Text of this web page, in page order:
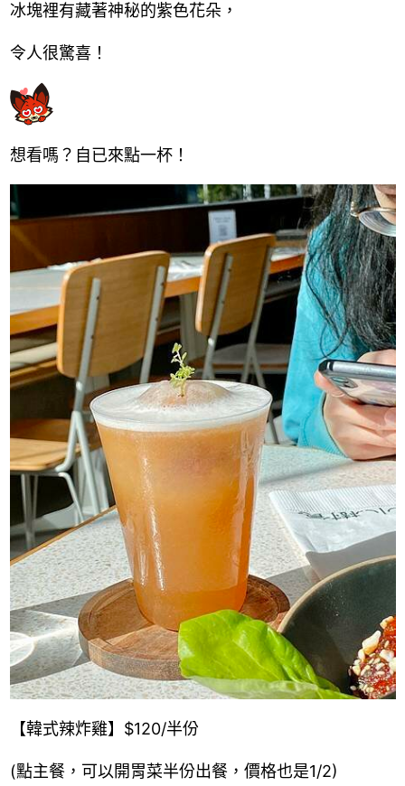
冰塊裡有藏著神秘的紫色花朵，
令人很驚喜！
想看嗎？自已來點一杯！
【韓式辣炸雞】$120/半份
(點主餐，可以開胃菜半份出餐，價格也是1/2)